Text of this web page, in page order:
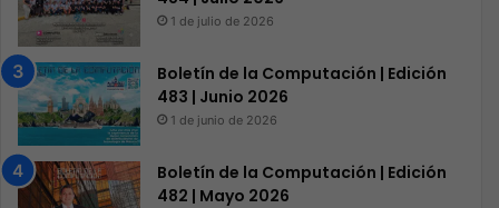
1 de julio de 2026
Boletín de la Computación | Edición
483 | Junio 2026
1 de junio de 2026
Boletín de la Computación | Edición
482 | Mayo 2026